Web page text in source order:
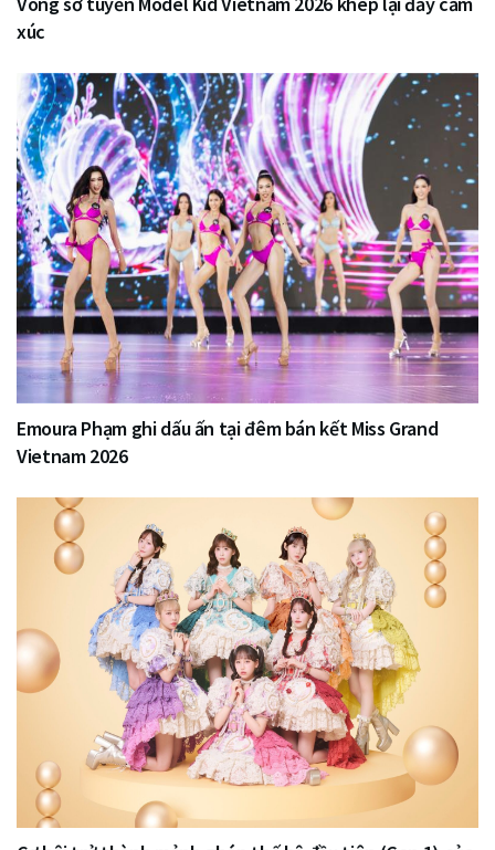
xúc
Emoura Phạm ghi dấu ấn tại đêm bán kết Miss Grand
Vietnam 2026